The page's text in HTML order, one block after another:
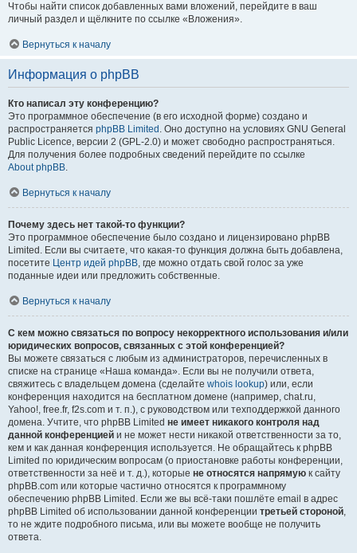
Чтобы найти список добавленных вами вложений, перейдите в ваш
личный раздел и щёлкните по ссылке «Вложения».
Вернуться к началу
Информация о phpBB
Кто написал эту конференцию?
Это программное обеспечение (в его исходной форме) создано и
распространяется phpBB Limited . Оно доступно на условиях GNU General
Public Licence, версии 2 (GPL-2.0) и может свободно распространяться.
Для получения более подробных сведений перейдите по ссылке
About phpBB.
Вернуться к началу
Почему здесь нет такой-то функции?
Это программное обеспечение было создано и лицензировано phpBB
Limited. Если вы считаете, что какая-то функция должна быть добавлена,
посетите Центр идей phpBB, где можно отдать свой голос за уже
поданные идеи или предложить собственные.
Вернуться к началу
С кем можно связаться по вопросу некорректного использования и/или
юридических вопросов, связанных с этой конференцией?
Вы можете связаться с любым из администраторов, перечисленных в
списке на странице «Наша команда». Если вы не получили ответа,
свяжитесь с владельцем домена (сделайте whois lookup) или, если
конференция находится на бесплатном домене (например, chat.ru,
Yahoo!, free.fr, f2s.com и т. п.), с руководством или техподдержкой данного
домена. Учтите, что phpBB Limited не имеет никакого контроля над
данной конференцией и не может нести никакой ответственности за то,
кем и как данная конференция используется. Не обращайтесь к phpBB
Limited по юридическим вопросам (о приостановке работы конференции,
ответственности за неё и т. д.), которые не относятся напрямую к сайту
phpBB.com или которые частично относятся к программному
обеспечению phpBB Limited. Если же вы всё-таки пошлёте email в адрес
phpBB Limited об использовании данной конференции третьей стороной,
то не ждите подробного письма, или вы можете вообще не получить
ответа.